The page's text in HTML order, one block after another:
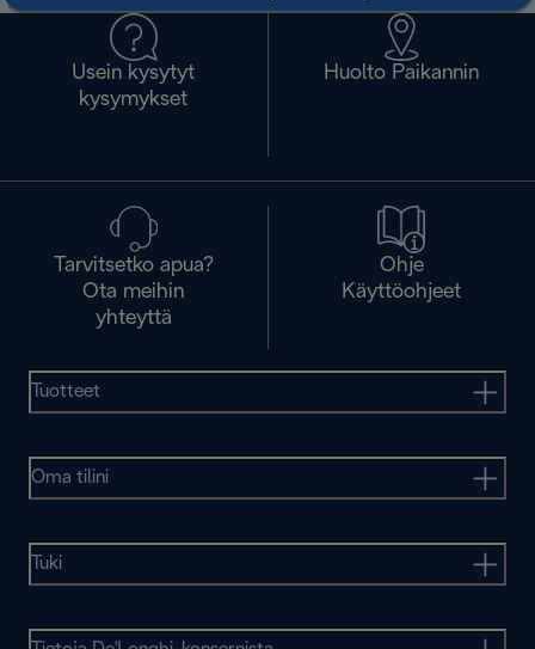
Usein kysytyt
kysymykset
Huolto Paikannin
Tarvitsetko apua?
Ota meihin
yhteyttä
Ohje
Käyttöohjeet
Tuotteet
Oma tilini
Tuki